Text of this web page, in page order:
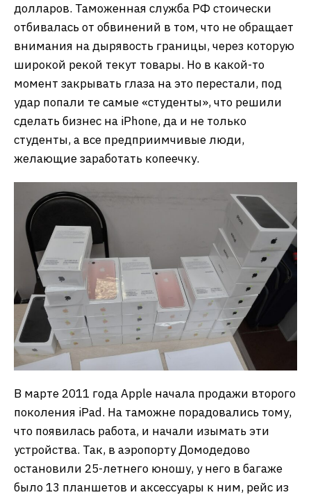
долларов. Таможенная служба РФ стоически
отбивалась от обвинений в том, что не обращает
внимания на дырявость границы, через которую
широкой рекой текут товары. Но в какой-то
момент закрывать глаза на это перестали, под
удар попали те самые «студенты», что решили
сделать бизнес на iPhone, да и не только
студенты, а все предприимчивые люди,
желающие заработать копеечку.
В марте 2011 года Apple начала продажи второго
поколения iPad. На таможне порадовались тому,
что появилась работа, и начали изымать эти
устройства. Так, в аэропорту Домодедово
остановили 25-летнего юношу, у него в багаже
было 13 планшетов и аксессуары к ним, рейс из